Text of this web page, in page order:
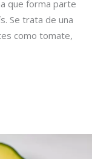
que forma parte
Se trata de una
como tomate,